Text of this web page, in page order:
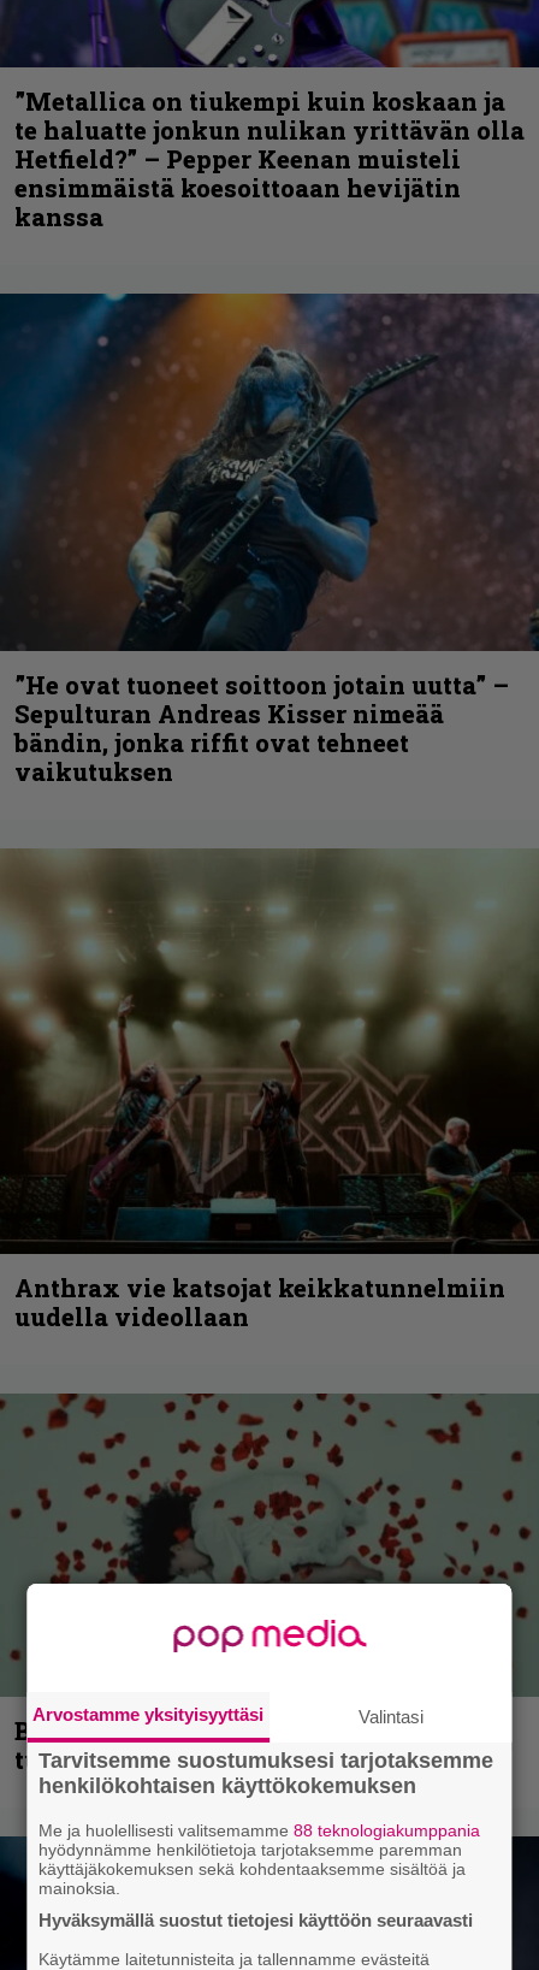
”Metallica on tiukempi kuin koskaan ja
te haluatte jonkun nulikan yrittävän olla
Hetfield?” – Pepper Keenan muisteli
ensimmäistä koesoittoaan hevijätin
kanssa
”He ovat tuoneet soittoon jotain uutta” –
Sepulturan Andreas Kisser nimeää
bändin, jonka riffit ovat tehneet
vaikutuksen
Anthrax vie katsojat keikkatunnelmiin
uudella videollaan
Blind Channel palaa rytinällä –
tuplasingle videoineen julki
Arvostamme yksityisyyttäsi Valintasi
Tarvitsemme suostumuksesi tarjotaksemme
henkilökohtaisen käyttökokemuksen
Me ja huolellisesti valitsemamme88 teknologiakumppania
hyödynnämme henkilötietoja tarjotaksemme paremman
käyttäjäkokemuksen sekä kohdentaaksemme sisältöä ja
mainoksia.
Hyväksymällä suostut tietojesi käyttöön seuraavasti
Käytämme laitetunnisteita ja tallennamme evästeitä